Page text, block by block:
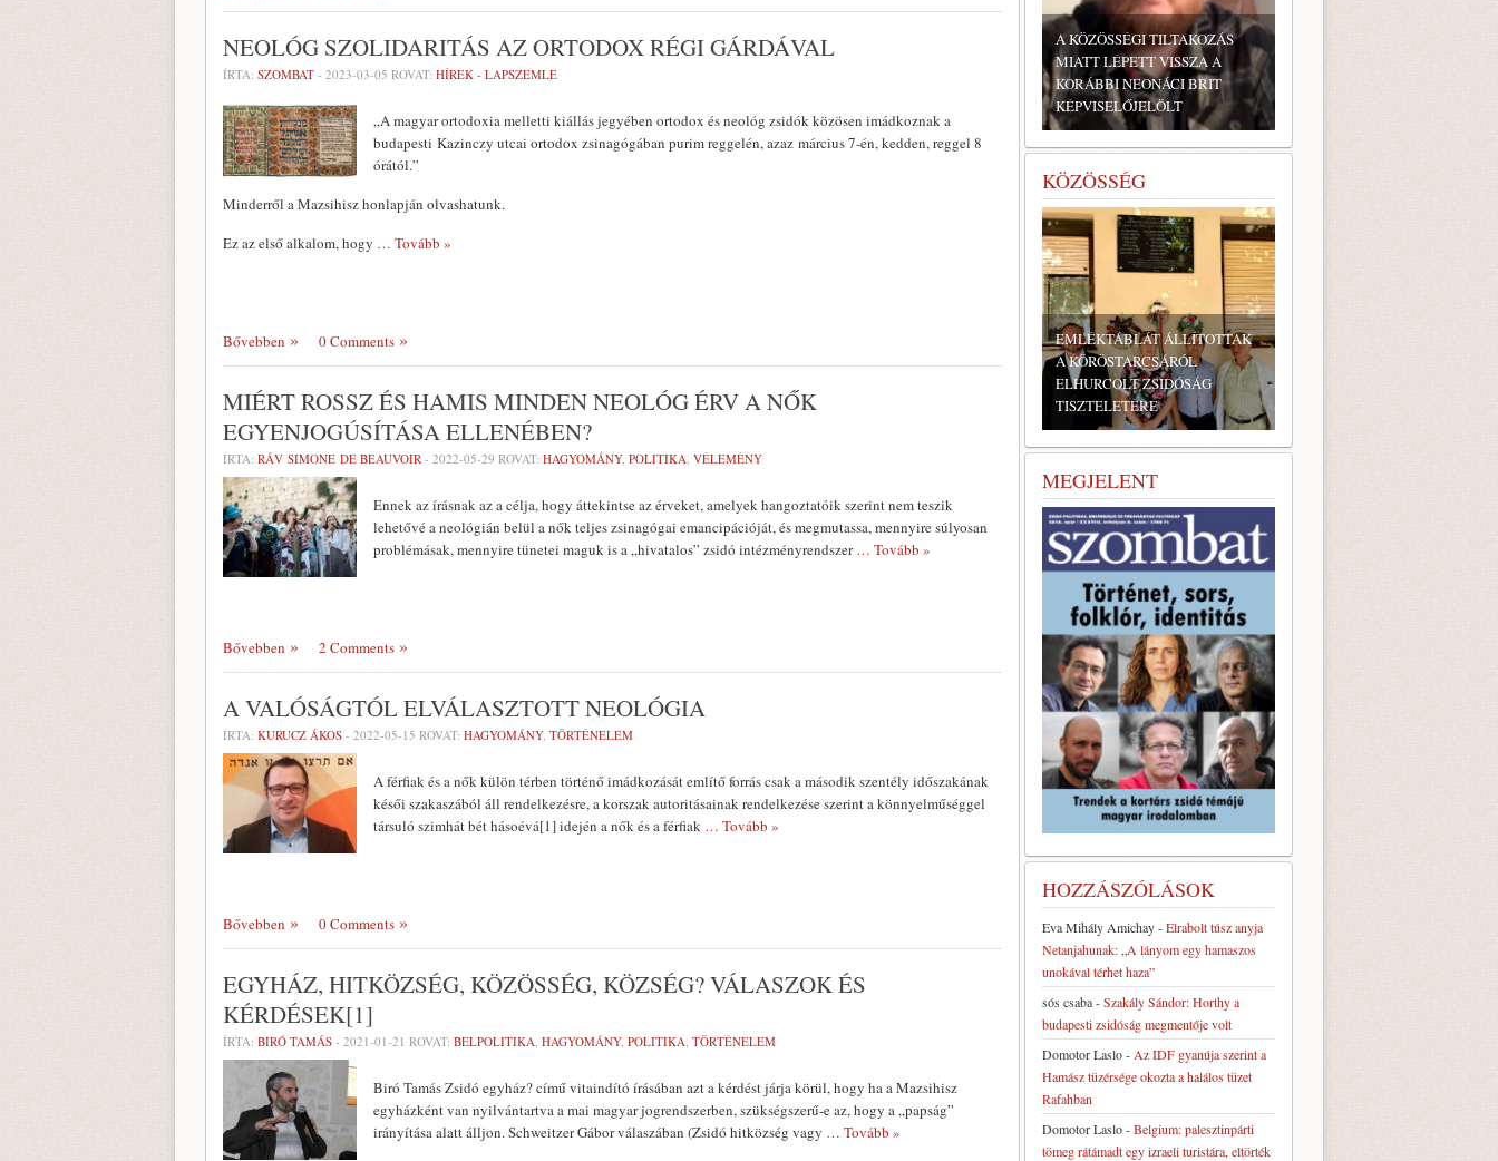
NEOLÓG SZOLIDARITÁS AZ ORTODOX RÉGI GÁRDÁVAL
ÍRTA: SZOMBAT - 2023-03-05 ROVAT: HÍREK - LAPSZEMLE
„A magyar ortodoxia melletti kiállás jegyében ortodox és neológ zsidók közösen imádkoznak a
budapesti Kazinczy utcai ortodox zsinagógában purim reggelén, azaz március 7-én, kedden, reggel 8
órától.”
Minderről a Mazsihisz honlapján olvashatunk.
Ez az első alkalom, hogy … Tovább »
Bővebben 0 Comments
MIÉRT ROSSZ ÉS HAMIS MINDEN NEOLÓG ÉRV A NŐK
EGYENJOGÚSÍTÁSA ELLENÉBEN?
ÍRTA: RÁV SIMONE DE BEAUVOIR - 2022-05-29 ROVAT: HAGYOMÁNY, POLITIKA, VÉLEMÉNY
Ennek az írásnak az a célja, hogy áttekintse az érveket, amelyek hangoztatóik szerint nem teszik
lehetővé a neológián belül a nők teljes zsinagógai emancipációját, és megmutassa, mennyire súlyosan
problémásak, mennyire tünetei maguk is a „hivatalos” zsidó intézményrendszer… Tovább »
Bővebben 2 Comments
A VALÓSÁGTÓL ELVÁLASZTOTT NEOLÓGIA
ÍRTA: KURUCZ ÁKOS - 2022-05-15 ROVAT: HAGYOMÁNY, TÖRTÉNELEM
A férfiak és a nők külön térben történő imádkozását említő forrás csak a második szentély időszakának
késői szakaszából áll rendelkezésre, a korszak autoritásainak rendelkezése szerint a könnyelműséggel
társuló szimhát bét hásoévá[1] idején a nők és a férfiak … Tovább »
Bővebben 0 Comments
EGYHÁZ, HITKÖZSÉG, KÖZÖSSÉG, KÖZSÉG? VÁLASZOK ÉS
KÉRDÉSEK[1]
ÍRTA: BIRÓ TAMÁS - 2021-01-21 ROVAT: BELPOLITIKA, HAGYOMÁNY, POLITIKA, TÖRTÉNELEM
Biró Tamás Zsidó egyház? című vitaindító írásában azt a kérdést járja körül, hogy ha a Mazsihisz
egyházként van nyilvántartva a mai magyar jogrendszerben, szükségszerű-e az, hogy a „papság”
irányítása alatt álljon. Schweitzer Gábor válaszában (Zsidó hitközség vagy … Tovább »
A KÖZÖSSÉGI TILTAKOZÁS
MIATT LÉPETT VISSZA A
KORÁBBI NEONÁCI BRIT
KÉPVISELŐJELÖLT
KÖZÖSSÉG
EMLÉKTÁBLÁT ÁLLÍTOTTAK
A KÖRÖSTARCSÁRÓL
ELHURCOLT ZSIDÓSÁG
TISZTELETÉRE
MEGJELENT
HOZZÁSZÓLÁSOK
Eva Mihály Amichay-Elrabolt túsz anyja
Netanjahunak: „A lányom egy hamaszos
unokával térhet haza”
sós csaba-Szakály Sándor: Horthy a
budapesti zsidóság megmentője volt
Domotor Laslo- Az IDF gyanúja szerint a
Hamász tüzérsége okozta a halálos tüzet
Rafahban
Domotor Laslo-Belgium: palesztinpárti
tömeg rátámadt egy izraeli turistára, eltörték